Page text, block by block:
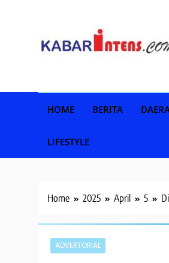
HOME BERITA
LIFESTYLE
Home 2025 April 5
ADVERTORIAL